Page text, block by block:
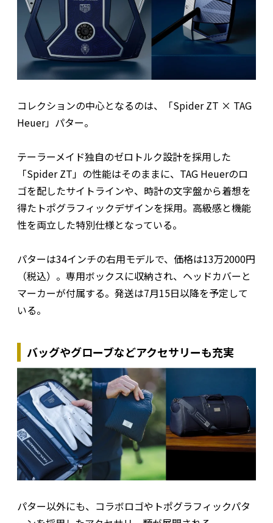
コレクションの中心となるのは、「Spider ZT × TAG
Heuer」パター。
テーラーメイド独自のゼロトルク設計を採用した
「Spider ZT」の性能はそのままに、TAG Heuerのロ
ゴを配したサイトラインや、時計の文字盤から着想を
得たトポグラフィックデザインを採用。高級感と機能
性を両立した特別仕様となっている。
パターは34インチの右用モデルで、価格は13万2000円
（税込）。専用ボックスに収納され、ヘッドカバーと
マーカーが付属する。発送は7月15日以降を予定して
いる。
バッグやグローブなどアクセサリーも充実
パター以外にも、コラボロゴやトポグラフィックパタ